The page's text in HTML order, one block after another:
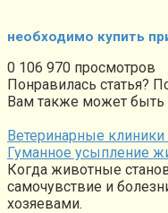
необходимо купить
0 106 970 просмотров
Понравилась статья?
Вам также может быть
Ветеринарные клиники
Гуманное усыпление
Когда животные
самочувствие и
хозяевами.